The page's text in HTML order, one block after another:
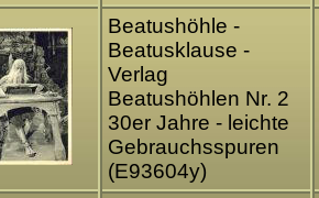
Beatushöhle -
Beatusklause -
Verlag
Beatushöhlen Nr. 2
30er Jahre - leichte
Gebrauchsspuren
(E93604y)